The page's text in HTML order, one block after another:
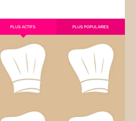
PLUS ACTIFS PLUS POPULAIRES